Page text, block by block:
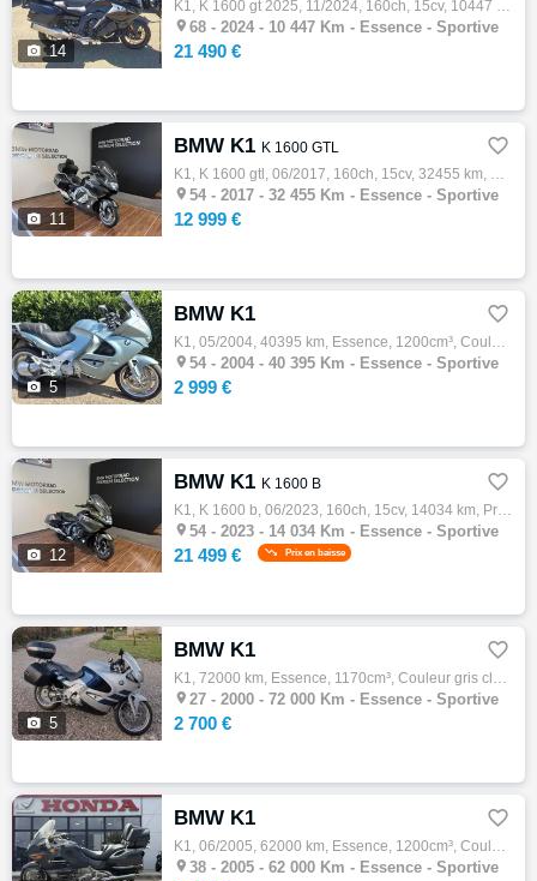
 14
K1, K 1600 gt 2025, 11/2024, 160ch, 15cv, 10447 km, Essence, 1649cm³, Couleur noir, Garantie 24 mois, 21490 € Equipements : TOPCASE|...|Ala…
 68 - 2024 - 10 447 Km - Essence - Sportive
21 490 €
 11
BMW K1 K 1600 GTL 
K1, K 1600 gtl, 06/2017, 160ch, 15cv, 32455 km, Première main, Essence, 1649cm³, Couleur gris, Garantie 12 mois, 12999 € Equipements : ABS …
 54 - 2017 - 32 455 Km - Essence - Sportive
12 999 €
 5
BMW K1 
K1, 05/2004, 40395 km, Essence, 1200cm³, Couleur vert, 2999 € Equipements : Extension de garantie possible,Financement & Assurance possible…
 54 - 2004 - 40 395 Km - Essence - Sportive
2 999 €
 12
BMW K1 K 1600 B 
K1, K 1600 b, 06/2023, 160ch, 15cv, 14034 km, Première main, Essence, 1649cm³, Garantie 24 mois, 21499 € Equipements : Alarme antivol|Appel…
 54 - 2023 - 14 034 Km - Essence - Sportive
21 499 € Prix en baisse
 5
BMW K1 
K1, 72000 km, Essence, 1170cm³, Couleur gris clair, 2700 € PAS DE REPRISE - NI D'ECHANGE Historique et entretien La K 1200 RS est une v…
 27 - 2000 - 72 000 Km - Essence - Sportive
2 700 €
BMW K1 
K1, 06/2005, 62000 km, Essence, 1200cm³, Couleur gris, 3190 € Equipements : BMW K1200LT 2005 PREMIERE MISE EN CIRCULATION LE 09/06/2005 BEQ…
 38 - 2005 - 62 000 Km - Essence - Sportive